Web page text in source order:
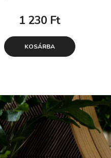
1 230 Ft
KOSÁRBA